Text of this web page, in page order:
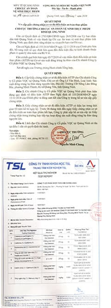
thúc đẩy quá trình tiết
năng insulin (là nguyên
làm giảm đường
bệnh tiểu đường.
tố trong cơ thể, có tác
da làm cho da dẻ đẹp,
da như dị ứng, trứng
hỗ trợ thần kinh. Giúp
ảnh hưởng của Caffeine
nấm linh chi để trị
kinh suy nhược, stress
quả tốt.
hệ thống miễn dịch và
tươi trẻ và tăng tuổi
siêu vi, nấm linh chi có
của đại thực bào và